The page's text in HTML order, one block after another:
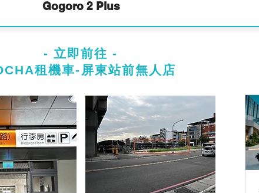
Gogoro 2 Plus
- ​立即前往 -
租機車-屏東站前無人店